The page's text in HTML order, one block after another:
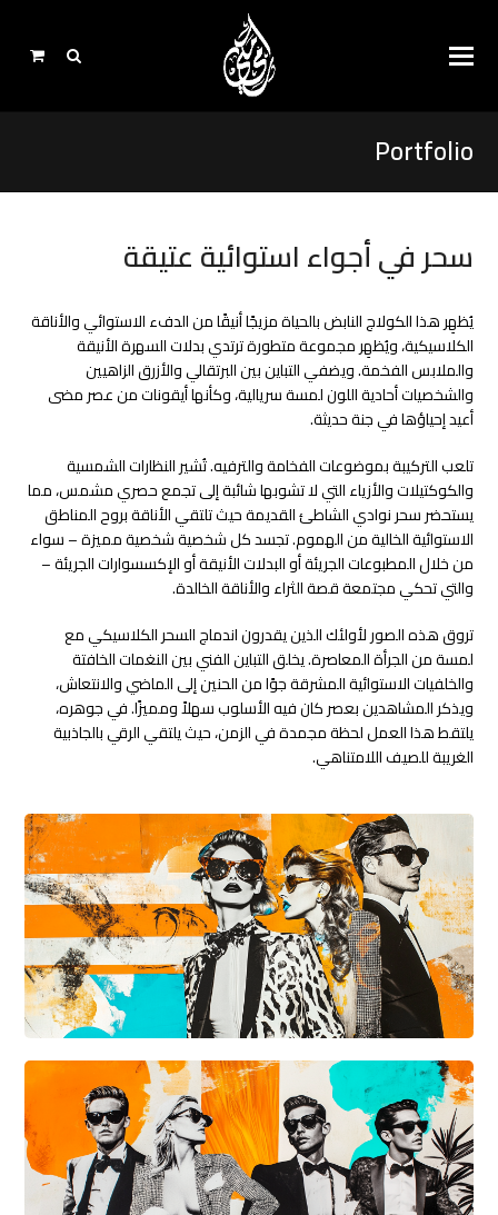
Portfolio
سحر في أجواء استوائية عتيقة
يُظهِر هذا الكولاج النابض بالحياة مزيجًا أنيقًا من الدفء الاستوائي والأناقة
الكلاسيكية، ويُظهِر مجموعة متطورة ترتدي بدلات السهرة الأنيقة
والملابس الفخمة. ويضفي التباين بين البرتقالي والأزرق الزاهيين
والشخصيات أحادية اللون لمسة سريالية، وكأنها أيقونات من عصر مضى
أعيد إحياؤها في جنة حديثة.
تلعب التركيبة بموضوعات الفخامة والترفيه. تُشير النظارات الشمسية
والكوكتيلات والأزياء التي لا تشوبها شائبة إلى تجمع حصري مشمس، مما
يستحضر سحر نوادي الشاطئ القديمة حيث تلتقي الأناقة بروح المناطق
الاستوائية الخالية من الهموم. تجسد كل شخصية شخصية مميزة – سواء
من خلال المطبوعات الجريئة أو البدلات الأنيقة أو الإكسسوارات الجريئة –
والتي تحكي مجتمعة قصة الثراء والأناقة الخالدة.
تروق هذه الصور لأولئك الذين يقدرون اندماج السحر الكلاسيكي مع
لمسة من الجرأة المعاصرة. يخلق التباين الفني بين النغمات الخافتة
والخلفيات الاستوائية المشرقة جوًا من الحنين إلى الماضي والانتعاش،
ويذكر المشاهدين بعصر كان فيه الأسلوب سهلاً ومميزًا. في جوهره،
يلتقط هذا العمل لحظة مجمدة في الزمن، حيث يلتقي الرقي بالجاذبية
الغريبة للصيف اللامتناهي.